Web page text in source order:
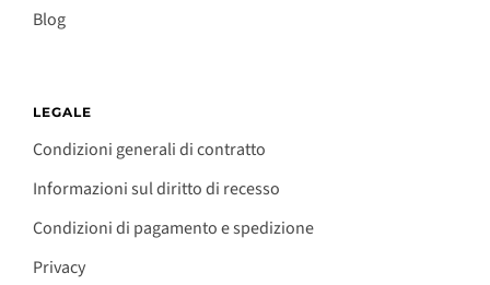
Blog
LEGALE
Condizioni generali di contratto
Informazioni sul diritto di recesso
Condizioni di pagamento e spedizione
Privacy